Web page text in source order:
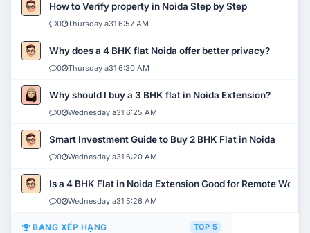
How to Verify property in Noida Step by Step
0 Thursday a31 6:57 AM
Why does a 4 BHK flat Noida offer better privacy?
0 Thursday a31 6:30 AM
Why should I buy a 3 BHK flat in Noida Extension?
0 Wednesday a31 6:25 AM
Smart Investment Guide to Buy 2 BHK Flat in Noida
0 Wednesday a31 6:20 AM
Is a 4 BHK Flat in Noida Extension Good for Remote Work?
0 Wednesday a31 5:26 AM
BẢNG XẾP HẠNG TOP 5